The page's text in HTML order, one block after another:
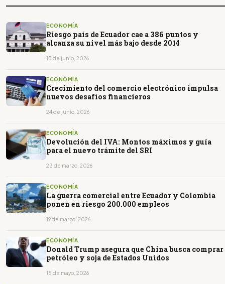
ECONOMÍA
Riesgo país de Ecuador cae a 386 puntos y
alcanza su nivel más bajo desde 2014
15 de junio, 2026
ECONOMÍA
Crecimiento del comercio electrónico impulsa
nuevos desafíos financieros
24 de junio, 2026
ECONOMÍA
Devolución del IVA: Montos máximos y guía
para el nuevo trámite del SRI
23 de marzo, 2026
ECONOMÍA
La guerra comercial entre Ecuador y Colombia
ponen en riesgo 200.000 empleos
19 de marzo, 2026
ECONOMÍA
Donald Trump asegura que China busca comprar
petróleo y soja de Estados Unidos
15 de mayo, 2026